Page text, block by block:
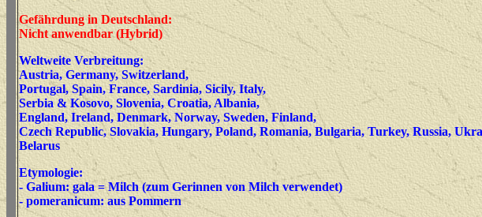
Gefährdung in Deutschland:
Nicht anwendbar (Hybrid)
Weltweite Verbreitung:
Austria, Germany, Switzerland,
Portugal, Spain, France, Sardinia, Sicily, Italy,
Serbia & Kosovo, Slovenia, Croatia, Albania,
England, Ireland, Denmark, Norway, Sweden, Finland,
Czech Republic, Slovakia, Hungary, Poland, Romania, Bulgaria, Turkey, Russia,
Belarus
Etymologie:
- Galium:gala = Milch (zum Gerinnen von Milch verwendet)
- pomeranicum: aus Pommern